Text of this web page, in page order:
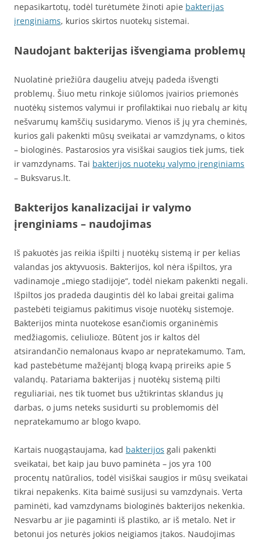
nepasikartotų, todėl turėtumėte žinoti apie bakterijas
įrenginiams, kurios skirtos nuotekų sistemai.
Naudojant bakterijas išvengiama problemų
Nuolatinė priežiūra daugeliu atvejų padeda išvengti
problemų. Šiuo metu rinkoje siūlomos įvairios priemonės
nuotėkų sistemos valymui ir profilaktikai nuo riebalų ar kitų
nešvarumų kamščių susidarymo. Vienos iš jų yra cheminės,
kurios gali pakenkti mūsų sveikatai ar vamzdynams, o kitos
– biologinės. Pastarosios yra visiškai saugios tiek jums, tiek
ir vamzdynams. Tai bakterijos nuotekų valymo įrenginiams
– Buksvarus.lt.
Bakterijos kanalizacijai ir valymo
įrenginiams – naudojimas
Iš pakuotės jas reikia išpilti į nuotėkų sistemą ir per kelias
valandas jos aktyvuosis. Bakterijos, kol nėra išpiltos, yra
vadinamoje „miego stadijoje“, todėl niekam pakenkti negali.
Išpiltos jos pradeda daugintis dėl ko labai greitai galima
pastebėti teigiamus pakitimus visoje nuotėkų sistemoje.
Bakterijos minta nuotekose esančiomis organinėmis
medžiagomis, celiulioze. Būtent jos ir kaltos dėl
atsirandančio nemalonaus kvapo ar nepratekamumo. Tam,
kad pastebėtume mažėjantį blogą kvapą prireiks apie 5
valandų. Patariama bakterijas į nuotėkų sistemą pilti
reguliariai, nes tik tuomet bus užtikrintas sklandus jų
darbas, o jums neteks susidurti su problemomis dėl
nepratekamumo ar blogo kvapo.
Kartais nuogąstaujama, kad bakterijos gali pakenkti
sveikatai, bet kaip jau buvo paminėta – jos yra 100
procentų natūralios, todėl visiškai saugios ir mūsų sveikatai
tikrai nepakenks. Kita baimė susijusi su vamzdynais. Verta
paminėti, kad vamzdynams biologinės bakterijos nekenkia.
Nesvarbu ar jie pagaminti iš plastiko, ar iš metalo. Net ir
betonui jos neturės jokios neigiamos įtakos. Naudojimas